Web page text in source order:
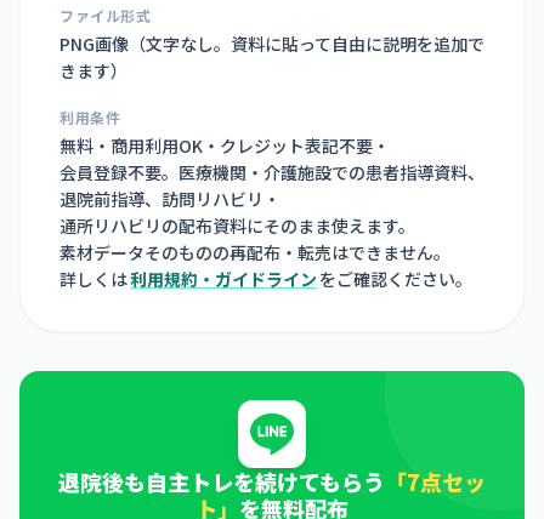
ファイル形式
PNG画像（文字なし。資料に貼って自由に説明を追加で
きます）
利用条件
無料・商用利用OK・クレジット表記不要・
会員登録不要。医療機関・介護施設での患者指導資料、
退院前指導、訪問リハビリ・
通所リハビリの配布資料にそのまま使えます。
素材データそのものの再配布・転売はできません。
詳しくは利用規約・ガイドライン をご確認ください。
退院後も自主トレを続けてもらう 「7点セッ
ト」 を無料配布